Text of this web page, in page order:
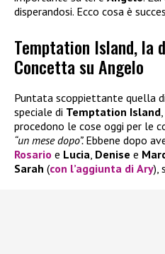
disperandosi. Ecco cosa è
Temptation Island, la
Concetta su Angelo
Puntata scoppiettante quella
speciale di Temptation Island
procedono le cose oggi per le
“un mese dopo”. Ebbene dopo
Rosario e Lucia, Denise e
Sarah (con l’aggiunta di Ary),